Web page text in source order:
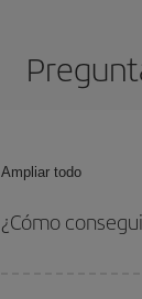
Ampliar todo
¿Cómo